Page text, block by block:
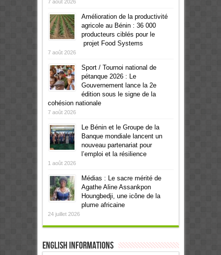
7 août 2026
Amélioration de la productivité
agricole au Bénin : 36 000
producteurs ciblés pour le
projet Food Systems
7 août 2026
Sport / Tournoi national de
pétanque 2026 : Le
Gouvernement lance la 2e
édition sous le signe de la
cohésion nationale
7 août 2026
Le Bénin et le Groupe de la
Banque mondiale lancent un
nouveau partenariat pour
l’emploi et la résilience
1 août 2026
Médias : Le sacre mérité de
Agathe Aline Assankpon
Houngbedji, une icône de la
plume africaine
24 juillet 2026
English informations